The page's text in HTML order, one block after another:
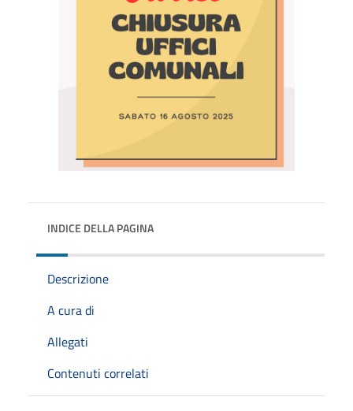
INDICE DELLA PAGINA
Descrizione
A cura di
Allegati
Contenuti correlati